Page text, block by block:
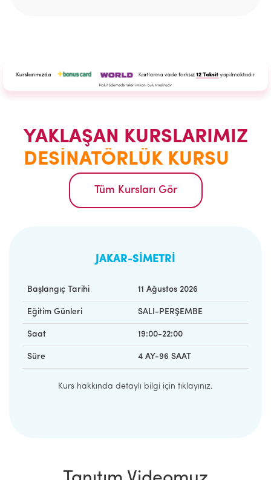
YAKLAŞAN KURSLARIMIZ
DESİNATÖRLÜK KURSU
Tüm Kursları Gör
JAKAR-SİMETRİ
Başlangıç Tarihi 11 Ağustos 2026
Eğitim Günleri SALI-PERŞEMBE
Saat 19:00-22:00
Süre 4 AY-96 SAAT
Kurs hakkında detaylı bilgi için tıklayınız.